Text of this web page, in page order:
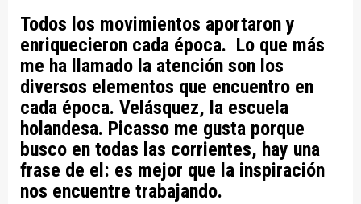
Todos los movimientos aportaron y
enriquecieron cada época. Lo que más
me ha llamado la atención son los
diversos elementos que encuentro en
cada época. Velásquez, la escuela
holandesa. Picasso me gusta porque
busco en todas las corrientes, hay una
frase de el: es mejor que la inspiración
nos encuentre trabajando.